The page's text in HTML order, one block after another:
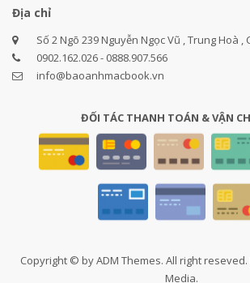
Địa chỉ
Số 2 Ngõ 239 Nguyễn Ngọc Vũ , Trung Hoà ,
0902.162.026 - 0888.907.566
info@baoanhmacbook.vn
ĐỐI TÁC THANH TOÁN & VẬN
Copyright © by ADM Themes. All right
Media.